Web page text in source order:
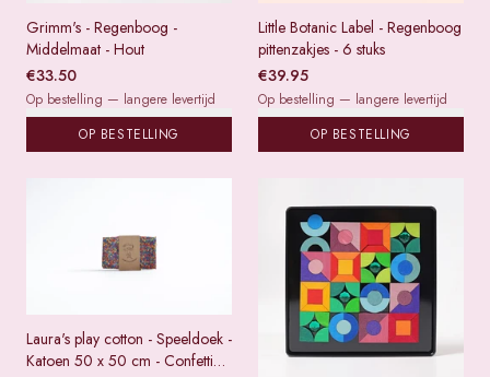
Grimm's - Regenboog -
Middelmaat - Hout
€33.50
Op bestelling — langere levertijd
OP BESTELLING
Little Botanic Label - Regenboog
pittenzakjes - 6 stuks
€39.95
Op bestelling — langere levertijd
OP BESTELLING
Laura's play cotton - Speeldoek -
Katoen 50 x 50 cm - Confetti